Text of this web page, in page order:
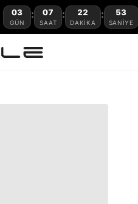
03
GÜN
: 07
SAAT
: 22
DAKIKA
: 52
SANIYE